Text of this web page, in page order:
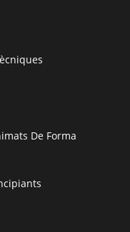
De Forma